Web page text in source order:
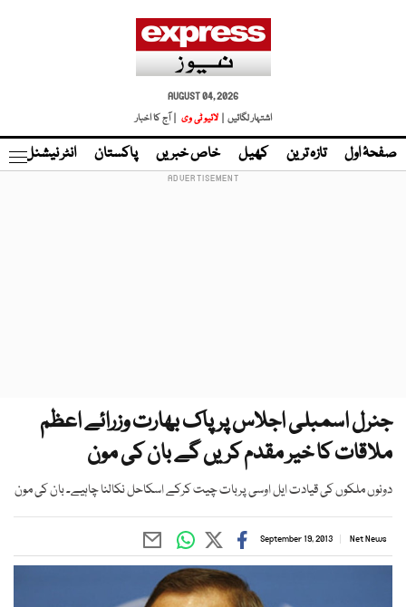
AUGUST 04, 2026
اشتہار لگائیں |
لائیو ٹی وی | آج کا اخبار
صفحۂ اول تازہ ترین کھیل خاص خبریں پاکستان انٹر نیشنل
جنرل اسمبلی اجلاس پر پاک بھارت وزرائے اعظم
ملاقات کا خیر مقدم کریں گے بان کی مون
دونوں ملکوں کی قیادت ایل اوسی پربات چیت کرکے اسکاحل نکالنا چاہیے۔ بان کی مون
Net News
September 19, 2013